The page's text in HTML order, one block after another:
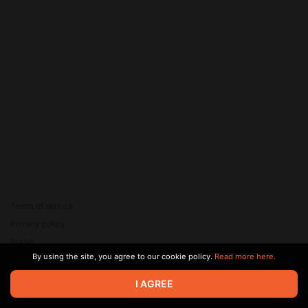
© 2026 Zaya Solutions Limited. All rights reserved. All trademarks
are the property of their respective owners.
Brand
SupportBy using the site, you agree to our cookie policy. Read more here.
I AGREE